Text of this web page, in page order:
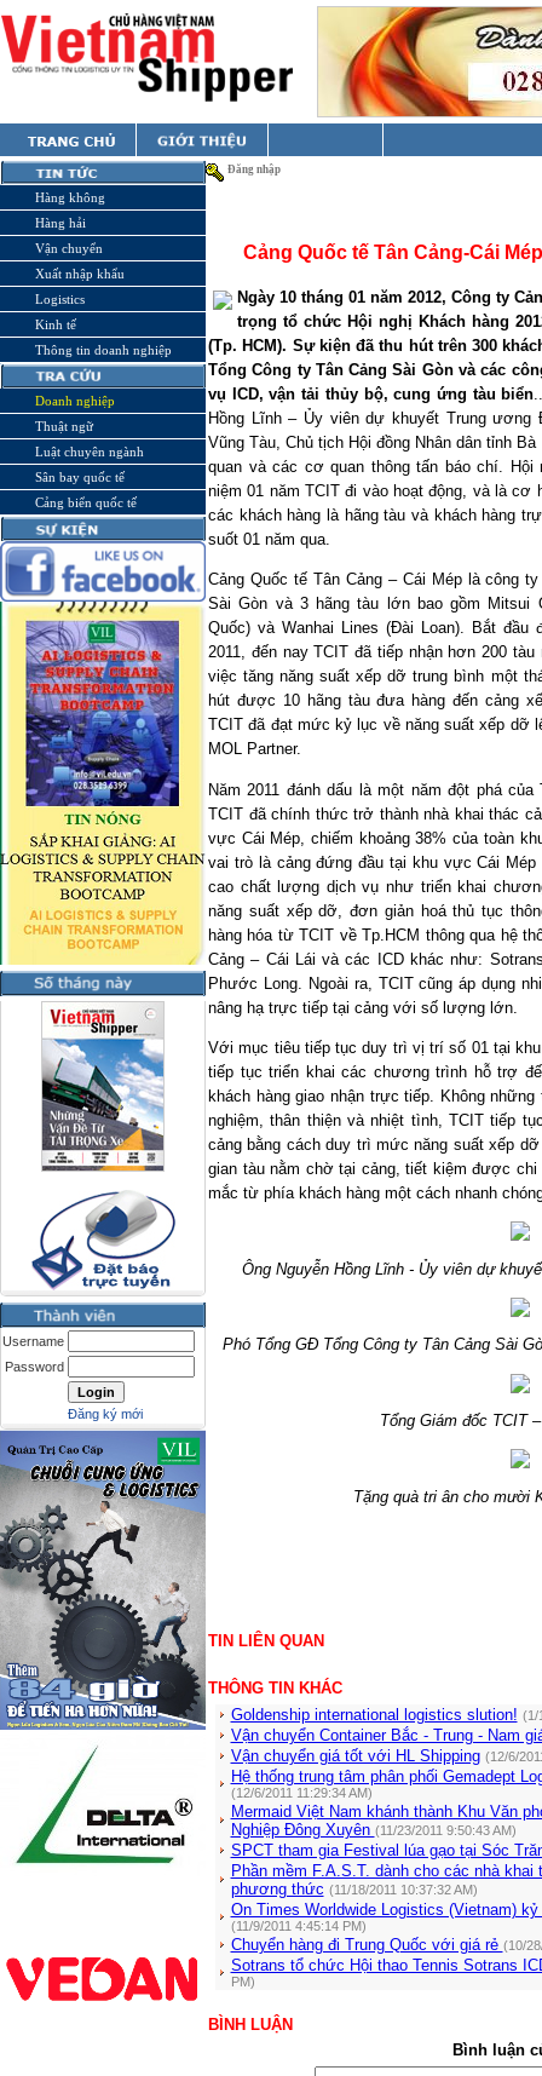
Hàng không
Hàng hải
Vận chuyển
Xuất nhập khẩu
Logistics
Kinh tế
Thông tin doanh nghiệp
Doanh nghiệp
Thuật ngữ
Luật chuyên ngành
Sân bay quốc tế
Cảng biển quốc tế
Username
Password
Đăng ký mới
Đăng nhập
Cảng Quốc tế Tân Cảng-Cái
Ngày 10 tháng 01 năm 2012, Công ty
trọng tổ chức Hội nghị Khách hàng
(Tp. HCM). Sự kiện đã thu hút trên 300
Tổng Công ty Tân Cảng Sài Gòn và các
vụ ICD, vận tải thủy bộ, cung ứng tàu biển
Hồng Lĩnh – Ủy viên dự khuyết Trung
Vũng Tàu, Chủ tịch Hội đồng Nhân dân tỉnh
quan và các cơ quan thông tấn báo chí.
niệm 01 năm TCIT đi vào hoạt động, và là
các khách hàng là hãng tàu và khách hàng
suốt 01 năm qua.
Cảng Quốc tế Tân Cảng – Cái Mép là công
Sài Gòn và 3 hãng tàu lớn bao gồm Mitsui
Quốc) và Wanhai Lines (Đài Loan). Bắt đầu
2011, đến nay TCIT đã tiếp nhận hơn 200
việc tăng năng suất xếp dỡ trung bình một
hút được 10 hãng tàu đưa hàng đến cảng
TCIT đã đạt mức kỷ lục về năng suất xếp dỡ
MOL Partner.
Năm 2011 đánh dấu là một năm đột phá
TCIT đã chính thức trở thành nhà khai thác
vực Cái Mép, chiếm khoảng 38% của toàn
vai trò là cảng đứng đầu tại khu vực Cái Mép
cao chất lượng dịch vụ như triển khai
năng suất xếp dỡ, đơn giản hoá thủ tục
hàng hóa từ TCIT về Tp.HCM thông qua hệ
Cảng – Cái Lái và các ICD khác như:
Phước Long. Ngoài ra, TCIT cũng áp dụng
nâng hạ trực tiếp tại cảng với số lượng lớn.
Với mục tiêu tiếp tục duy trì vị trí số 01 tại
tiếp tục triển khai các chương trình hỗ trợ
khách hàng giao nhận trực tiếp. Không
nghiệm, thân thiện và nhiệt tình, TCIT tiếp
cảng bằng cách duy trì mức năng suất xếp
gian tàu nằm chờ tại cảng, tiết kiệm được
mắc từ phía khách hàng một cách nhanh
Ông Nguyễn Hồng Lĩnh - Ủy viên dự
Phó Tổng GĐ Tổng Công ty Tân Cảng Sài
Tổng Giám đốc TCIT
Tặng quà tri ân cho mười
TIN LIÊN QUAN
THÔNG TIN KHÁC
Goldenship international logistics slution! (1/
Vận chuyển Container Bắc - Trung - Nam
Vận chuyển giá tốt với HL Shipping (12/6/
Hệ thống trung tâm phân phối Gemadept
(12/6/2011 11:29:34 AM)
Mermaid Việt Nam khánh thành Khu Văn
Nghiệp Đông Xuyên (11/23/2011 9:50:43 AM)
SPCT tham gia Festival lúa gạo tại Sóc
Phần mềm F.A.S.T. dành cho các nhà
phương thức (11/18/2011 10:37:32 AM)
On Times Worldwide Logistics (Vietnam)
(11/9/2011 4:45:14 PM)
Chuyển hàng đi Trung Quốc với giá rẻ (10/
Sotrans tổ chức Hội thao Tennis Sotrans
PM)
BÌNH LUẬN
Bình luận